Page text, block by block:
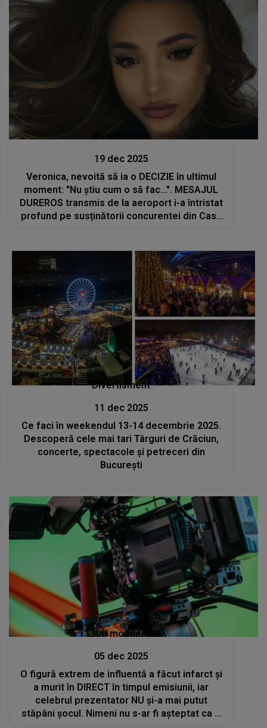
Divertisment
19 dec 2025
Veronica, nevoită să ia o DECIZIE în ultimul
moment: "Nu știu cum o să fac...". MESAJUL
DUREROS transmis de la aeroport i-a întristat
profund pe susținătorii concurentei din Casa
Divertisment
11 dec 2025
Ce faci în weekendul 13-14 decembrie 2025.
Descoperă cele mai tari Târguri de Crăciun,
concerte, spectacole și petreceri din
București
Stiri mondene
05 dec 2025
O figură extrem de influentă a făcut infarct și
a murit în DIRECT în timpul emisiunii, iar
celebrul prezentator NU și-a mai putut
stăpâni șocul. Nimeni nu s-ar fi așteptat ca o